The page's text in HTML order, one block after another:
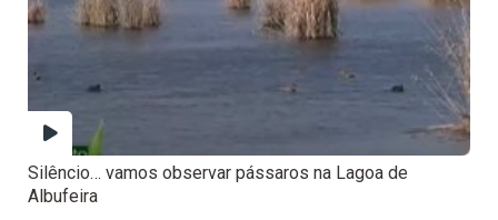
Silêncio… vamos observar pássaros na Lagoa de
Albufeira